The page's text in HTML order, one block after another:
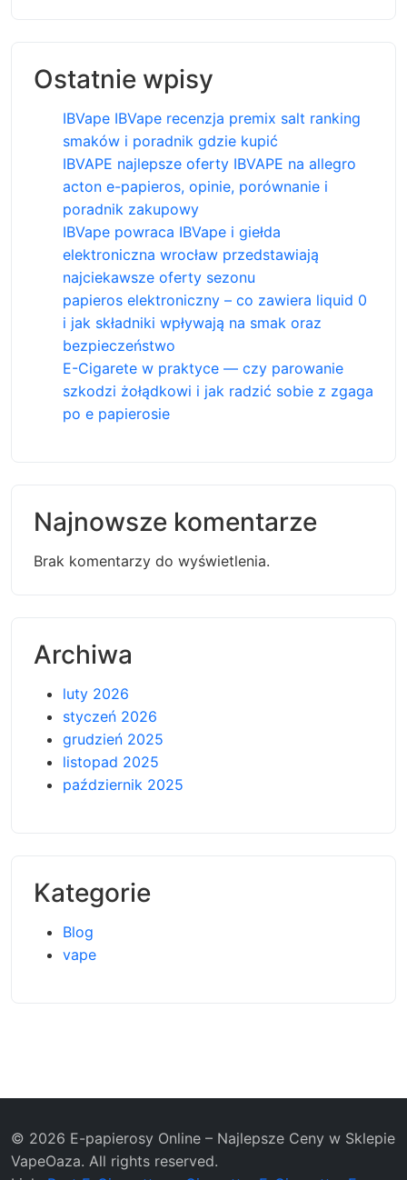
Ostatnie wpisy
IBVape IBVape recenzja premix salt ranking
smaków i poradnik gdzie kupić
IBVAPE najlepsze oferty IBVAPE na allegro
acton e-papieros, opinie, porównanie i
poradnik zakupowy
IBVape powraca IBVape i giełda
elektroniczna wrocław przedstawiają
najciekawsze oferty sezonu
papieros elektroniczny – co zawiera liquid 0
i jak składniki wpływają na smak oraz
bezpieczeństwo
E-Cigarete w praktyce — czy parowanie
szkodzi żołądkowi i jak radzić sobie z zgaga
po e papierosie
Najnowsze komentarze
Brak komentarzy do wyświetlenia.
Archiwa
luty 2026
styczeń 2026
grudzień 2025
listopad 2025
październik 2025
Kategorie
Blog
vape
© 2026 E-papierosy Online – Najlepsze Ceny w Sklepie
VapeOaza. All rights reserved.